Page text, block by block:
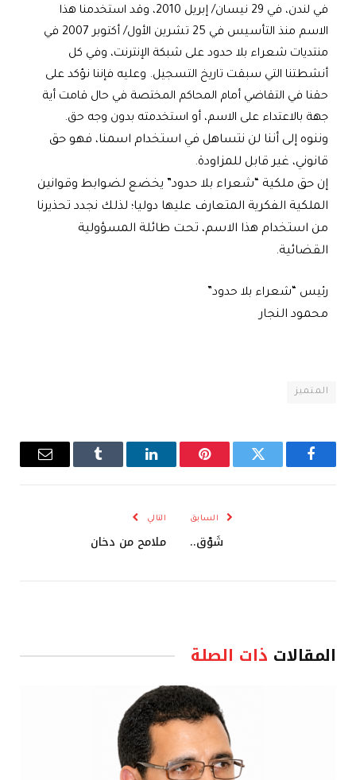
في لندن، في 29 نيسان/ إبريل 2010، وقد استخدمنا هذا
الاسم منذ التأسيس في 25 تشرين الأول/ أكتوبر 2007 في
منتديات شعراء بلا حدود على شبكة الإنترنت، وفي كل
أنشطتنا التي سبقت تاريخ التسجيل. وعليه فإننا نؤكد على
حقنا في التقاضي أمام المحاكم المختصة في حال قامت أية
جهة بالاعتداء على الاسم، أو استخدمته بدون وجه حق.
وننوه إلى أننا لن نتساهل في استخدام اسمنا، فهو حق
قانوني، غير قابل للمزاودة.
إن حق ملكية “شعراء بلا حدود” يخضع لضوابط وقوانين
الملكية الفكرية المتعارف عليها دوليا؛ لذلك نجدد تحذيرنا
من استخدام هذا الاسم، تحت طائلة المسؤولية
القضائية.
رئيس “شعراء بلا حدود”
محمود النجار
المتميز
فيسبوك تويتر بينتيريستلينكدإن Tumblr
البريد
السابق
شَوْق..
التالي
ملامح من دخان
المقالات ذات الصلة